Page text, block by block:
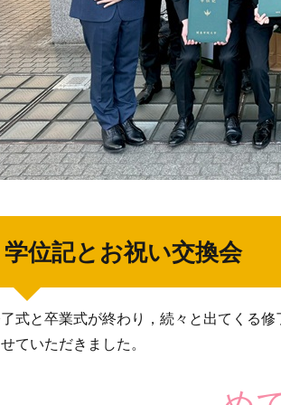
学位記とお祝い交換会
式と卒業式が終わり，続々と出てくる
ていただきました。